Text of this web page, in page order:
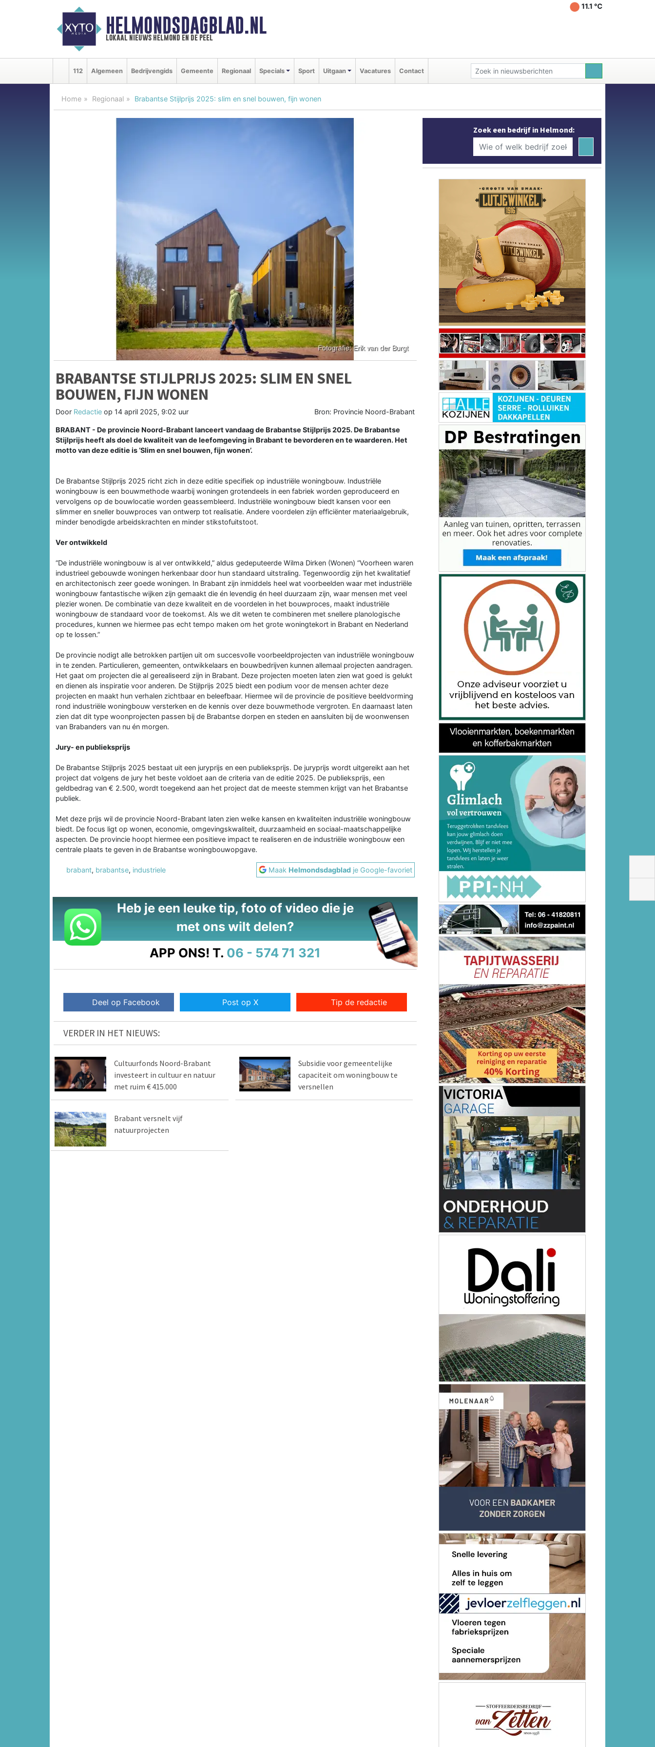
HELMONDSDAGBLAD.NL
lokaal nieuws helmond en de peel
11.1 ℃
112 Algemeen Bedrijvengids Gemeente Regionaal Specials Sport Uitgaan Vacatures Contact
Home Regionaal Brabantse Stijlprijs 2025: slim en snel bouwen, fijn wonen
BRABANTSE STIJLPRIJS 2025: SLIM EN SNEL
BOUWEN, FIJN WONEN
Door Redactie op 14 april 2025, 9:02 uur Bron: Provincie Noord-Brabant
BRABANT - De provincie Noord-Brabant lanceert vandaag de Brabantse Stijlprijs 2025. De Brabantse
Stijlprijs heeft als doel de kwaliteit van de leefomgeving in Brabant te bevorderen en te waarderen. Het
motto van deze editie is ‘Slim en snel bouwen, fijn wonen’.
De Brabantse Stijlprijs 2025 richt zich in deze editie specifiek op industriële woningbouw. Industriële
woningbouw is een bouwmethode waarbij woningen grotendeels in een fabriek worden geproduceerd en
vervolgens op de bouwlocatie worden geassembleerd. Industriële woningbouw biedt kansen voor een
slimmer en sneller bouwproces van ontwerp tot realisatie. Andere voordelen zijn efficiënter materiaalgebruik,
minder benodigde arbeidskrachten en minder stikstofuitstoot.
Ver ontwikkeld
“De industriële woningbouw is al ver ontwikkeld,” aldus gedeputeerde Wilma Dirken (Wonen) “Voorheen waren
industrieel gebouwde woningen herkenbaar door hun standaard uitstraling. Tegenwoordig zijn het kwalitatief
en architectonisch zeer goede woningen. In Brabant zijn inmiddels heel wat voorbeelden waar met industriële
woningbouw fantastische wijken zijn gemaakt die én levendig én heel duurzaam zijn, waar mensen met veel
plezier wonen. De combinatie van deze kwaliteit en de voordelen in het bouwproces, maakt industriële
woningbouw de standaard voor de toekomst. Als we dit weten te combineren met snellere planologische
procedures, kunnen we hiermee pas echt tempo maken om het grote woningtekort in Brabant en Nederland
op te lossen.”
De provincie nodigt alle betrokken partijen uit om succesvolle voorbeeldprojecten van industriële woningbouw
in te zenden. Particulieren, gemeenten, ontwikkelaars en bouwbedrijven kunnen allemaal projecten aandragen.
Het gaat om projecten die al gerealiseerd zijn in Brabant. Deze projecten moeten laten zien wat goed is gelukt
en dienen als inspiratie voor anderen. De Stijlprijs 2025 biedt een podium voor de mensen achter deze
projecten en maakt hun verhalen zichtbaar en beleefbaar. Hiermee wil de provincie de positieve beeldvorming
rond industriële woningbouw versterken en de kennis over deze bouwmethode vergroten. En daarnaast laten
zien dat dit type woonprojecten passen bij de Brabantse dorpen en steden en aansluiten bij de woonwensen
van Brabanders van nu én morgen.
Jury- en publieksprijs
De Brabantse Stijlprijs 2025 bestaat uit een juryprijs en een publieksprijs. De juryprijs wordt uitgereikt aan het
project dat volgens de jury het beste voldoet aan de criteria van de editie 2025. De publieksprijs, een
geldbedrag van € 2.500, wordt toegekend aan het project dat de meeste stemmen krijgt van het Brabantse
publiek.
Met deze prijs wil de provincie Noord-Brabant laten zien welke kansen en kwaliteiten industriële woningbouw
biedt. De focus ligt op wonen, economie, omgevingskwaliteit, duurzaamheid en sociaal-maatschappelijke
aspecten. De provincie hoopt hiermee een positieve impact te realiseren en de industriële woningbouw een
centrale plaats te geven in de Brabantse woningbouwopgave.
brabant, brabantse, industriele Maak Helmondsdagblad je Google-favoriet
Heb je een leuke tip, foto of video die je
met ons wilt delen?
APP ONS! T. 06 - 574 71 321
Deel op Facebook Post op X Tip de redactie
VERDER IN HET NIEUWS:
Cultuurfonds Noord-Brabant
investeert in cultuur en natuur
met ruim € 415.000
Subsidie voor gemeentelijke
capaciteit om woningbouw te
versnellen
Brabant versnelt vijf
natuurprojecten
Zoek een bedrijf in Helmond: